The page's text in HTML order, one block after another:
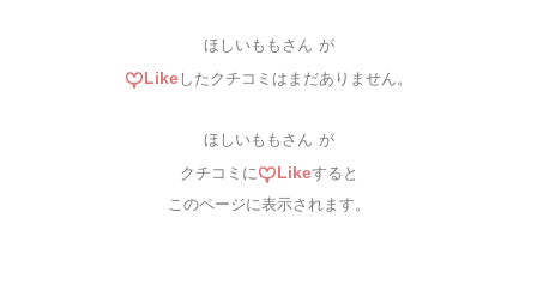
ほしいももさん が
Like したクチコミはまだありません。
ほしいももさん が
クチコミに
Likeすると
このページに表示されます。